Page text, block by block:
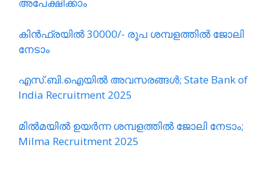
അപേക്ഷിക്കാം
കിൻഫ്രയിൽ 30000/- രൂപ ശമ്പളത്തിൽ ജോലി
നേടാം
എസ്.ബി.ഐയിൽ അവസരങ്ങൾ; State Bank of
India Recruitment 2025
മിൽമയിൽ ഉയർന്ന ശമ്പളത്തിൽ ജോലി നേടാം;
Milma Recruitment 2025